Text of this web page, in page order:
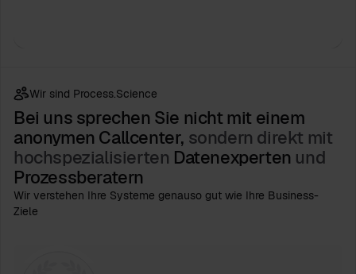
Wir sind Process.Science
Bei uns sprechen Sie nicht mit einem
anonymen Callcenter, sondern direkt mit
hochspezialisierten Datenexperten und
Prozessberatern
Wir verstehen Ihre Systeme genauso gut wie Ihre Business-
Ziele